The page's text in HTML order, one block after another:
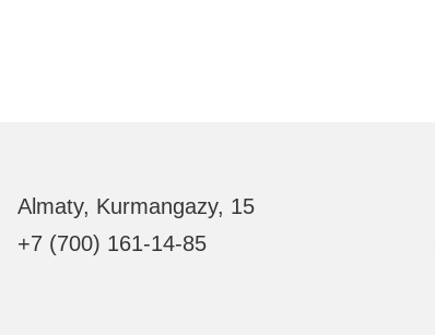
Almaty, Kurmangazy, 15
+7 (700) 161-14-85